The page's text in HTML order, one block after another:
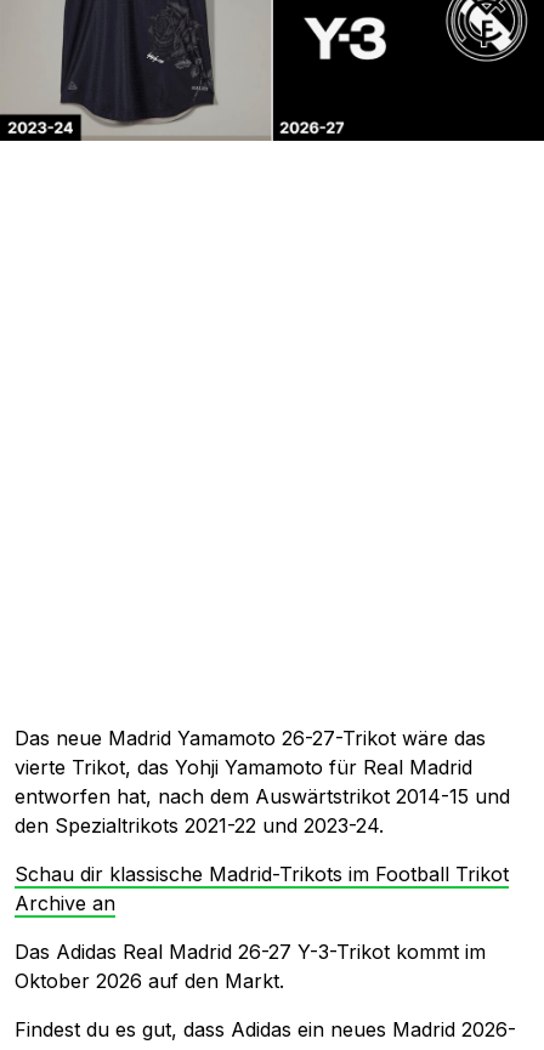
Das neue Madrid Yamamoto 26-27-Trikot wäre das
vierte Trikot, das Yohji Yamamoto für Real Madrid
entworfen hat, nach dem Auswärtstrikot 2014-15 und
den Spezialtrikots 2021-22 und 2023-24.
Schau dir klassische Madrid-Trikots im Football Trikot
Archive an
Das Adidas Real Madrid 26-27 Y-3-Trikot kommt im
Oktober 2026 auf den Markt.
Findest du es gut, dass Adidas ein neues Madrid 2026-